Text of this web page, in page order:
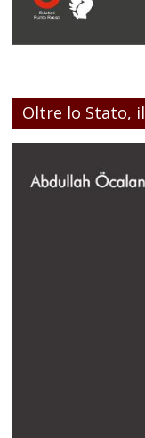
Oltre lo Stato,